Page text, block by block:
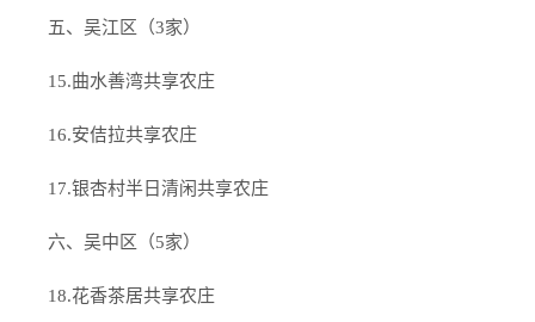
五、吴江区（3家）
15.曲水善湾共享农庄
16.安佶拉共享农庄
17.银杏村半日清闲共享农庄
六、吴中区（5家）
18.花香茶居共享农庄